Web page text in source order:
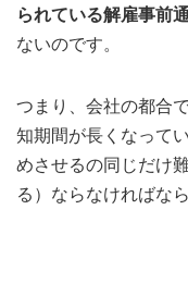
られている解雇事前
ないのです。
つまり、会社の都合
知期間が長くなって
めさせるの同じだけ
る）ならなければな